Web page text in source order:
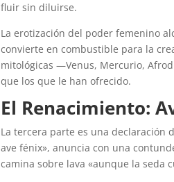
fluir sin diluirse.
La erotización del poder femenino
convierte en combustible para la
mitológicas —Venus, Mercurio,
que los que le han ofrecido.
El Renacimiento:
La tercera parte es una declaración
ave fénix», anuncia con una
camina sobre lava «aunque la seda